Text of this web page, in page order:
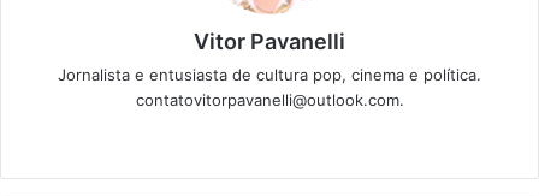
Vitor Pavanelli
Jornalista e entusiasta de cultura pop, cinema e política.
contatovitorpavanelli@outlook.com.